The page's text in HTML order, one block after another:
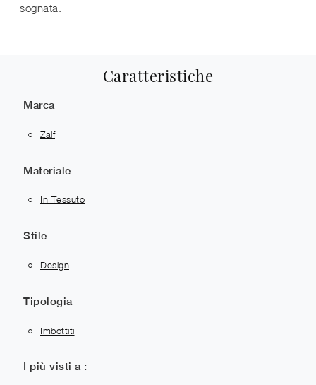
sognata.
Caratteristiche
Marca
Zalf
Materiale
In Tessuto
Stile
Design
Tipologia
Imbottiti
I più visti a :